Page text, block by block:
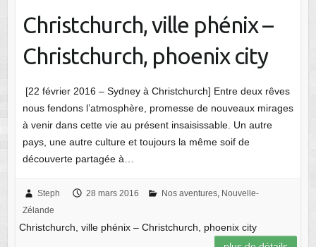
Christchurch, ville phénix –
Christchurch, phoenix city
[22 février 2016 – Sydney à Christchurch] Entre deux rêves
nous fendons l’atmosphère, promesse de nouveaux mirages
à venir dans cette vie au présent insaisissable. Un autre
pays, une autre culture et toujours la même soif de
découverte partagée à…
Steph 28 mars 2016 Nos aventures, Nouvelle-
Zélande
Christchurch, ville phénix – Christchurch, phoenix city